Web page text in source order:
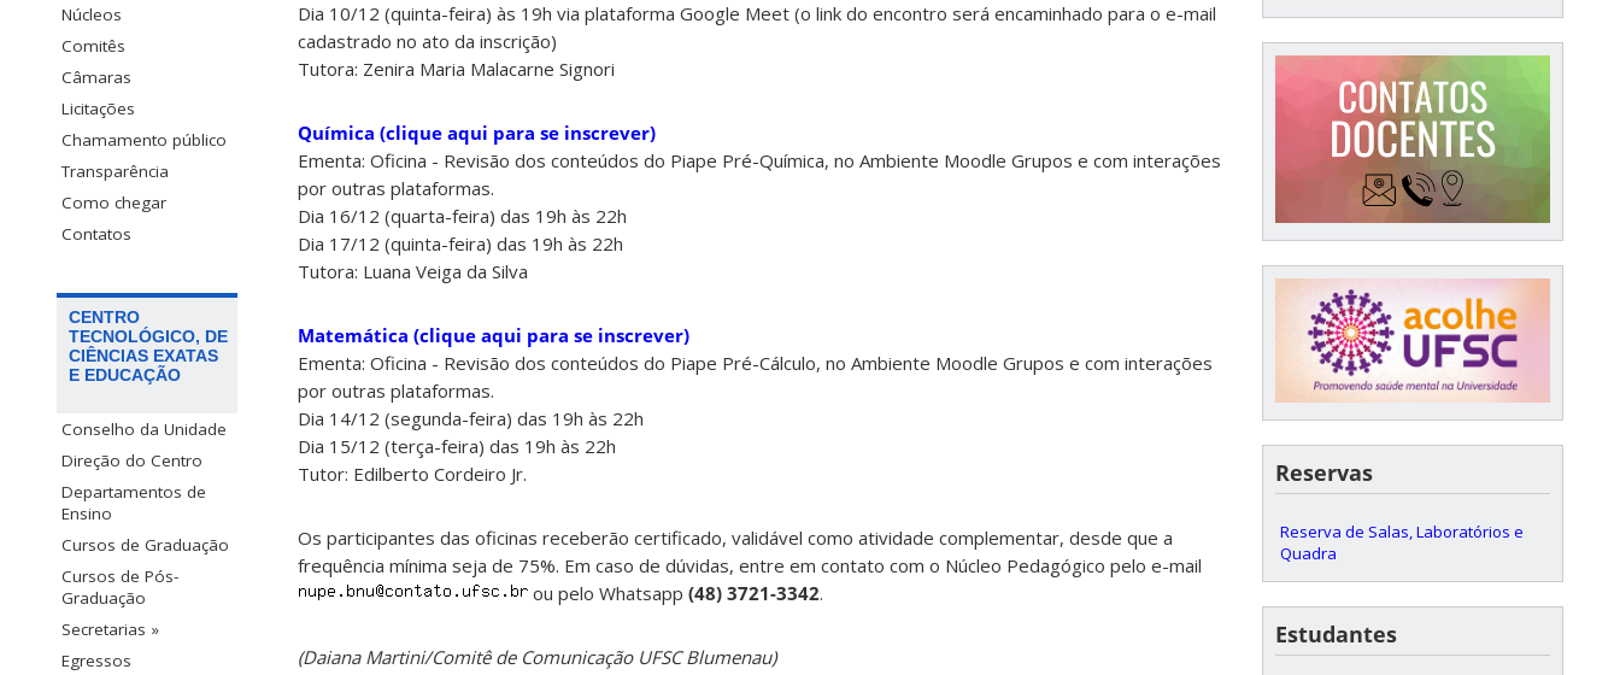
Núcleos
Comitês
Câmaras
Licitações
Chamamento público
Transparência
Como chegar
Contatos
CENTRO
TECNOLÓGICO, DE
CIÊNCIAS EXATAS
E EDUCAÇÃO
Conselho da Unidade
Direção do Centro
Departamentos de
Ensino
Cursos de Graduação
Cursos de Pós-
Graduação
Secretarias »
Egressos
Dia 10/12 (quinta-feira) às 19h via plataforma Google Meet (o link do encontro será encaminhado para o e-mail
cadastrado no ato da inscrição)
Tutora: Zenira Maria Malacarne Signori
Química (clique aqui para se inscrever)
Ementa: Oficina - Revisão dos conteúdos do Piape Pré-Química, no Ambiente Moodle Grupos e com interações
por outras plataformas.
Dia 16/12 (quarta-feira) das 19h às 22h
Dia 17/12 (quinta-feira) das 19h às 22h
Tutora: Luana Veiga da Silva
Matemática (clique aqui para se inscrever)
Ementa: Oficina - Revisão dos conteúdos do Piape Pré-Cálculo, no Ambiente Moodle Grupos e com interações
por outras plataformas.
Dia 14/12 (segunda-feira) das 19h às 22h
Dia 15/12 (terça-feira) das 19h às 22h
Tutor: Edilberto Cordeiro Jr.
Os participantes das oficinas receberão certificado, validável como atividade complementar, desde que a
frequência mínima seja de 75%. Em caso de dúvidas, entre em contato com o Núcleo Pedagógico pelo e-mail
ou pelo Whatsapp (48) 3721-3342.
(Daiana Martini/Comitê de Comunicação UFSC Blumenau)
Reservas
Reserva de Salas, Laboratórios e
Quadra
Estudantes